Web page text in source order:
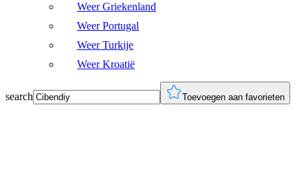
Weer Griekenland
Weer Portugal
Weer Turkije
Weer Kroatië
search Toevoegen aan favorieten